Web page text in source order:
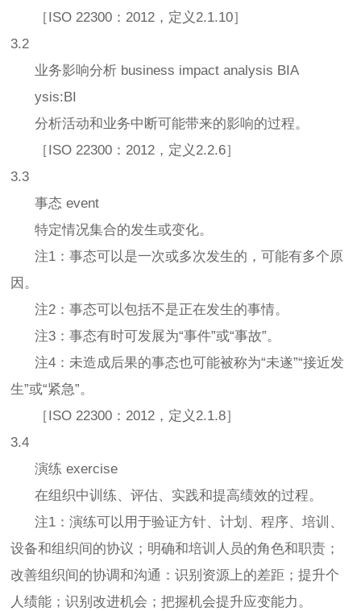
［ISO 22300：2012，定义2.1.10］
3.2
业务影响分析 business impact analysis BIA
ysis:BI
分析活动和业务中断可能带来的影响的过程。
［ISO 22300：2012，定义2.2.6］
3.3
事态 event
特定情况集合的发生或变化。
注1：事态可以是一次或多次发生的，可能有多个原
因。
注2：事态可以包括不是正在发生的事情。
注3：事态有时可发展为“事件”或“事故”。
注4：未造成后果的事态也可能被称为“未遂”“接近发
生”或“紧急”。
［ISO 22300：2012，定义2.1.8］
3.4
演练 exercise
在组织中训练、评估、实践和提高绩效的过程。
注1：演练可以用于验证方针、计划、程序、培训、
设备和组织间的协议；明确和培训人员的角色和职责；
改善组织间的协调和沟通：识别资源上的差距；提升个
人绩能；识别改进机会；把握机会提升应变能力。